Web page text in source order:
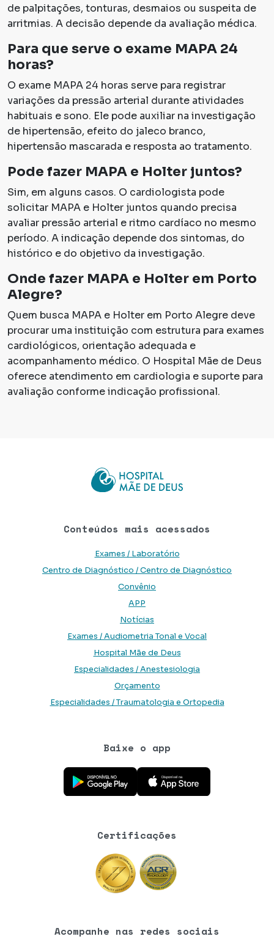
de palpitações, tonturas, desmaios ou suspeita de
arritmias. A decisão depende da avaliação médica.
Para que serve o exame MAPA 24
horas?
O exame MAPA 24 horas serve para registrar
variações da pressão arterial durante atividades
habituais e sono. Ele pode auxiliar na investigação
de hipertensão, efeito do jaleco branco,
hipertensão mascarada e resposta ao tratamento.
Pode fazer MAPA e Holter juntos?
Sim, em alguns casos. O cardiologista pode
solicitar MAPA e Holter juntos quando precisa
avaliar pressão arterial e ritmo cardíaco no mesmo
período. A indicação depende dos sintomas, do
histórico e do objetivo da investigação.
Onde fazer MAPA e Holter em Porto
Alegre?
Quem busca MAPA e Holter em Porto Alegre deve
procurar uma instituição com estrutura para exames
cardiológicos, orientação adequada e
acompanhamento médico. O Hospital Mãe de Deus
oferece atendimento em cardiologia e suporte para
avaliação conforme indicação profissional.
Conteúdos mais acessados
Exames / Laboratório
Centro de Diagnóstico / Centro de Diagnóstico
Convênio
APP
Notícias
Exames / Audiometria Tonal e Vocal
Hospital Mãe de Deus
Especialidades / Anestesiologia
Orçamento
Especialidades / Traumatologia e Ortopedia
Baixe o app
Baixe o aplicativo na Google Play Store
Baixe o aplicativo na App Store
Certificações
Acompanhe nas redes sociais